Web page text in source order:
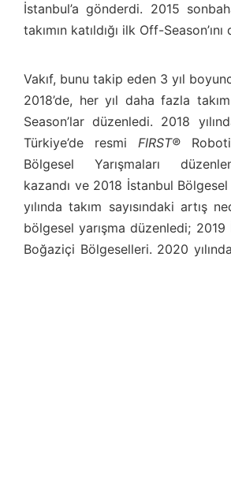
İstanbul’a gönderdi. 2015
takımın katıldığı ilk Off-
Vakıf, bunu takip eden 3 yıl
2018’de, her yıl daha fazla
Season’lar düzenledi. 2018
Türkiye’de resmi FIRST®
Bölgesel Yarışmaları
kazandı ve 2018 İstanbul
yılında takım sayısındaki artış
bölgesel yarışma düzenledi;
Boğaziçi Bölgeselleri. 2020